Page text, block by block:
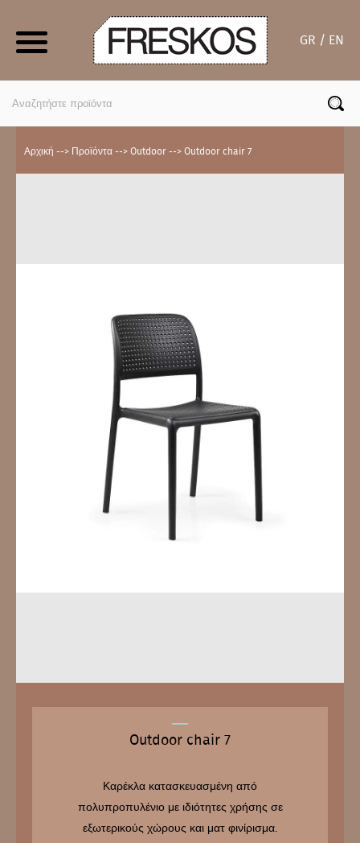
GR / EN
Αρχική --> Προϊόντα --> Outdoor --> Outdoor chair 7
Outdoor chair 7
Καρέκλα κατασκευασμένη από
πολυπροπυλένιο με ιδιότητες χρήσης σε
εξωτερικούς χώρους και ματ φινίρισμα.